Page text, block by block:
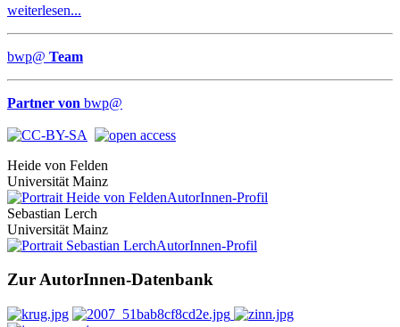
weiterlesen...
bwp@ Team
Partner von bwp@
Heide von Felden
Universität Mainz
AutorInnen-Profil
Sebastian Lerch
Universität Mainz
AutorInnen-Profil
Zur AutorInnen-Datenbank